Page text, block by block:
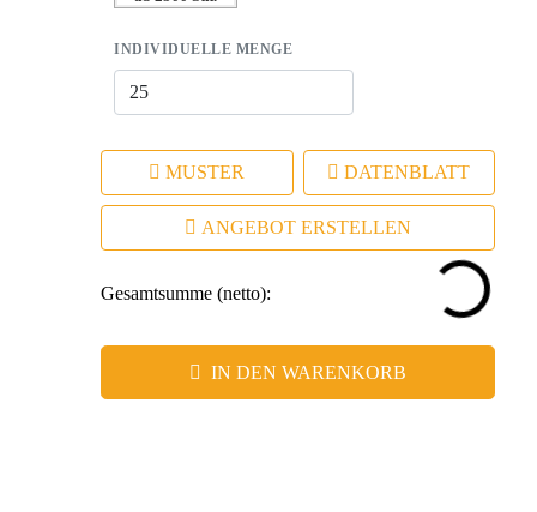
INDIVIDUELLE MENGE
MUSTER DATENBLATT
ANGEBOT ERSTELLEN
Gesamtsumme (netto):
IN DEN WARENKORB